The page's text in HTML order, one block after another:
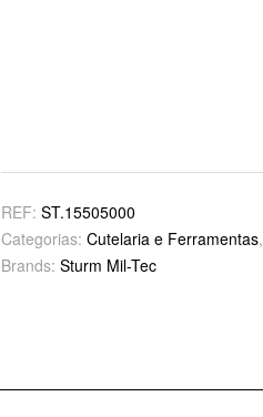
REF: ST.15505000
Categorias: Cutelaria e Ferramentas,
Brands: Sturm Mil-Tec